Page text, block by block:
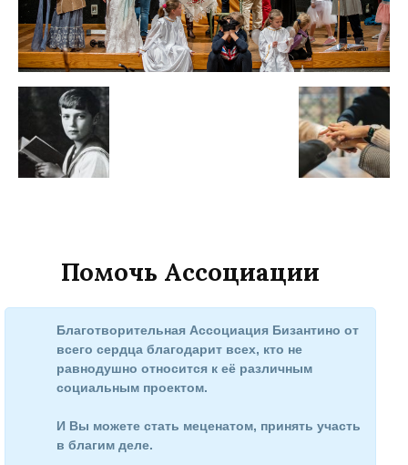
Помочь Ассоциации
Благотворительная Ассоциация Бизантино от
всего сердца благодарит всех, кто не
равнодушно относится к её различным
социальным проектом.
И Вы можете стать меценатом, принять участь
в благим деле.